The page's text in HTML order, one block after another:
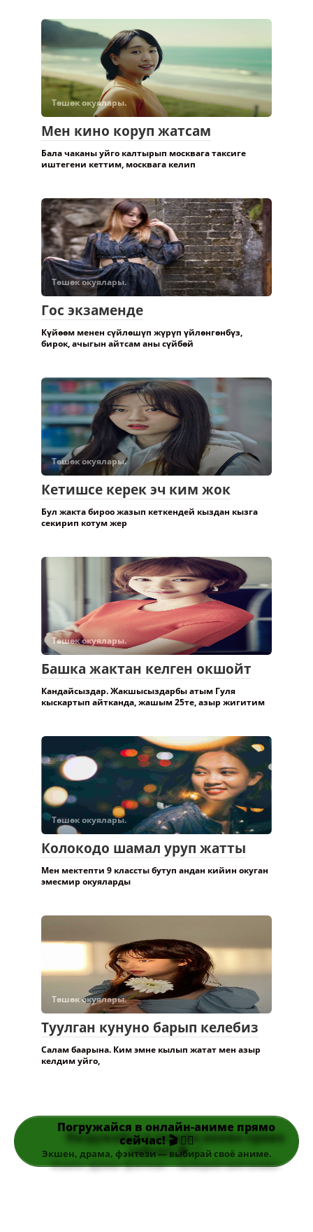
Төшөк окуялары.
Мен кино коруп жатсам
Бала чаканы уйго калтырып москвага таксиге
Төшөк окуялары.
Гос экзаменде
Күйөөм менен сүйлөшүп жүрүп үйлөнгөнбүз,
Төшөк окуялары.
Кетишсе керек эч ким жок
Бул жакта бироо жазып кеткендей кыздан кызга
Төшөк окуялары.
Башка жактан келген окшойт
Кандайсыздар. Жакшысыздарбы атым Гуля
Төшөк окуялары.
Колокодо шамал уруп жатты
Мен мектепти 9 классты бутуп андан кийин окуган
Төшөк окуялары.
Туулган кунуно барып келебиз
Салам баарына. Ким эмне кылып жатат мен азыр
Погружайся в онлайн-аниме прямо
сейчас! 🎬 👆🏻
Экшен, драма, фэнтези — выбирай своё аниме.